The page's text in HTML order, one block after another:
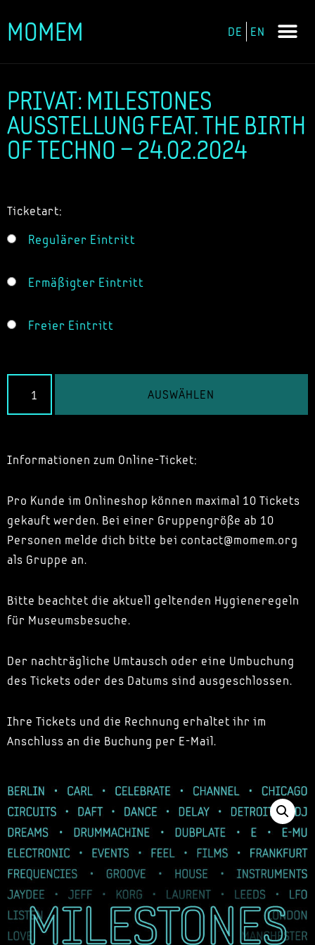
Zum
MOMEM DE EN
PRIVAT: MILESTONES
AUSSTELLUNG FEAT. THE BIRTH
OF TECHNO – 24.02.2024
Ticketart:
Regulärer Eintritt
Ermäßigter Eintritt
Freier Eintritt
AUSWÄHLEN
Informationen zum Online-Ticket:
Pro Kunde im Onlineshop können maximal 10 Tickets
gekauft werden. Bei einer Gruppengröße ab 10
Personen melde dich bitte bei contact@momem.org
als Gruppe an.
Bitte beachtet die aktuell geltenden Hygieneregeln
für Museumsbesuche.
Der nachträgliche Umtausch oder eine Umbuchung
des Tickets oder des Datums sind ausgeschlossen.
Ihre Tickets und die Rechnung erhaltet ihr im
Anschluss an die Buchung per E-Mail.